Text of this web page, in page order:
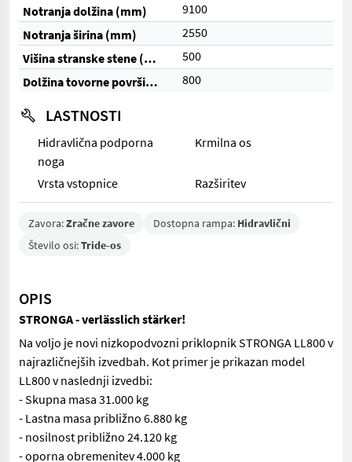
Notranja dolžina (mm)
9100
Notranja širina (mm)
2550
Višina stranske stene (mm)
500
Dolžina tovorne površine (cm)
800
LASTNOSTI
Hidravlična podporna
noga
Krmilna os
Vrsta vstopnice Razširitev
Zavora:Zračne zavore Dostopna rampa: Hidravlični
Število osi:Tride-os
OPIS
STRONGA - verlässlich stärker!
Na voljo je novi nizkopodvozni priklopnik STRONGA LL800 v
najrazličnejših izvedbah. Kot primer je prikazan model
LL800 v naslednji izvedbi:
- Skupna masa 31.000 kg
- Lastna masa približno 6.880 kg
- nosilnost približno 24.120 kg
- oporna obremenitev 4.000 kg